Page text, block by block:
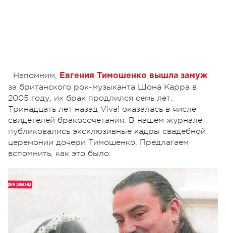
Напомним, Евгения Тимошенко вышла замуж
за британского рок-музыканта Шона Карра в
2005 году, их брак продлился семь лет.
Тринадцать лет назад Viva! оказалась в числе
свидетелей бракосочетания. В нашем журнале
публиковались эксклюзивные кадры свадебной
церемонии дочери Тимошенко. Предлагаем
вспомнить, как это было: